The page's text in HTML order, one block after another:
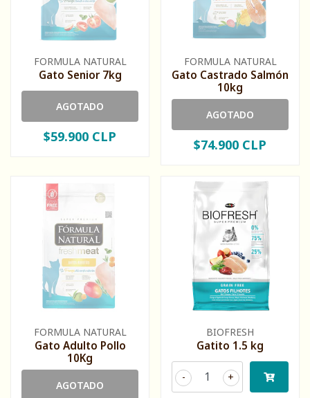
FORMULA NATURAL
Gato Senior 7kg
AGOTADO
$59.900 CLP
FORMULA NATURAL
Gato Castrado Salmón
10kg
AGOTADO
$74.900 CLP
FORMULA NATURAL
Gato Adulto Pollo
10Kg
AGOTADO
BIOFRESH
Gatito 1.5 kg
+
-